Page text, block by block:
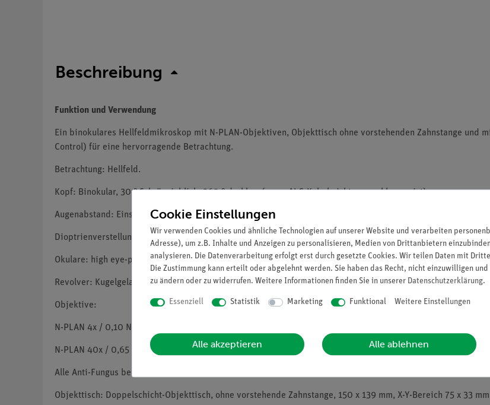
Beschreibung
Funktion und Verwendung
Ein binokulares Hellfeldmikroskop mit N-PLAN-Objektiven, Objekttisch ohne vorstehenden Zahnstange und
Control) für eine hervorragende Betrachtung.
Betrachtung: Hellfeld.
Kopf: Binokular, 30 ° Schrägeinblick, 360 ° drehbar (wenn ALC-Kabel nicht angeschlossen ist).
Augenabstand: Einstellung 48-75 mm.
Dioptrienverstellung: Am linken Okular.
Okulare: high eye-point WF10x / 20 mm, mit Festhaltung.
Revolver: Kugelgelagerter 5-fach Revolver. drehbar
Objektive:
N-PLAN 4x / 0,10 N-PLAN 10x / 0,25
N-PLAN 40x / 0,65 N-PLAN 100x / 1,25 (Öl / Wasser)
Alle Anti-Fungus behandelt.
Objekttisch: Doppelschicht-Objekttisch, ohne vorstehende Zahnstange, 150 x 139 mm, X-Y-Bereich 75 x 33
Cookie Einstellungen
Wir verwenden Cookies und ähnliche Technologien auf unserer Website und verarbeiten
Adresse), um z.B. Inhalte und Anzeigen zu personalisieren, Medien von Drittanbietern
analysieren. Die Datenverarbeitung erfolgt erst durch gesetzte Cookies. Wir teilen Daten mit
Die Zustimmung kann erteilt oder abgelehnt werden. Sie haben das Recht, nicht einzuwilligen
zu ändern oder zu widerrufen. Weitere Informationen finden Sie in unserer Daten­schutz­erklärung.
Essenziell Statistik Marketing Funktional Weitere Einstellungen
Alle akzeptieren Alle ablehnen